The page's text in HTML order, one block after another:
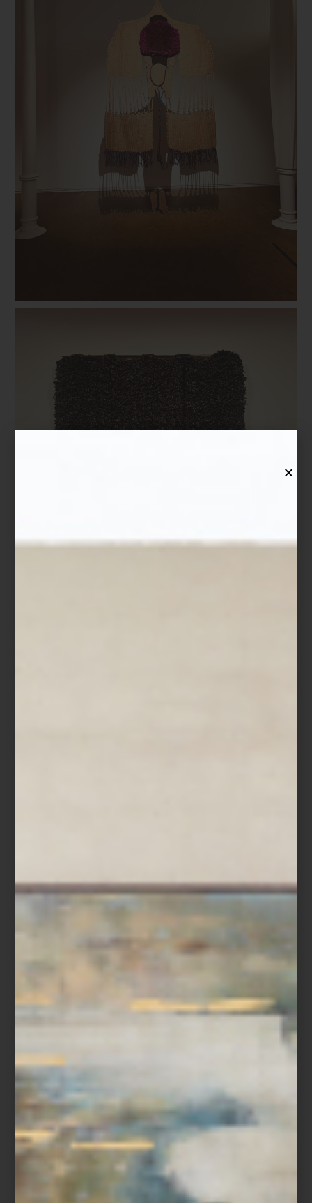
tradición y vanguardia, creando piezas que hilan lo íntimo y lo
oportunidad para redescubrir a una creadora imprescindible,
mexicana por adopción, cuya obra nos recuerda que el arte,
como la tierra, guarda, transforma y da vida.
arte y cultura/ june 27 2025
MAGALI LARA EN EL MUAC